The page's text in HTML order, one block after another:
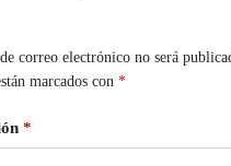
correo electrónico no será
marcados con *
*